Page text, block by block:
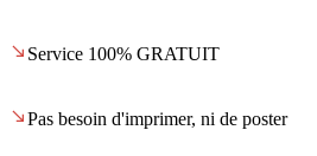
Service 100% GRATUIT
Pas besoin d'imprimer, ni de poster